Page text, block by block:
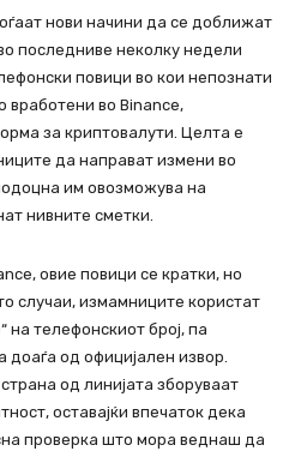
нови начини да се доближат
последниве неколку недели
повици во кои непознати
вработени во Binance,
за криптовалути. Целта е
да направат измени во
им овозможува на
нивните сметки.
овие повици се кратки, но
случаи, измамниците користат
на телефонскиот број, па
доаѓа од официјален извор.
од линијата зборуваат
оставајќи впечаток дека
проверка што мора веднаш да